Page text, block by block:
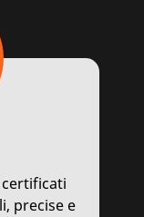
precise e